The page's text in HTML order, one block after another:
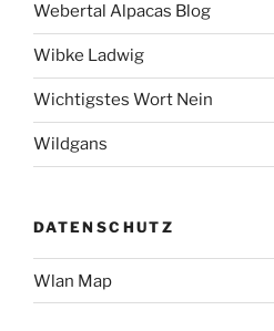
Webertal Alpacas Blog
Wibke Ladwig
Wichtigstes Wort Nein
Wildgans
DATENSCHUTZ
Wlan Map